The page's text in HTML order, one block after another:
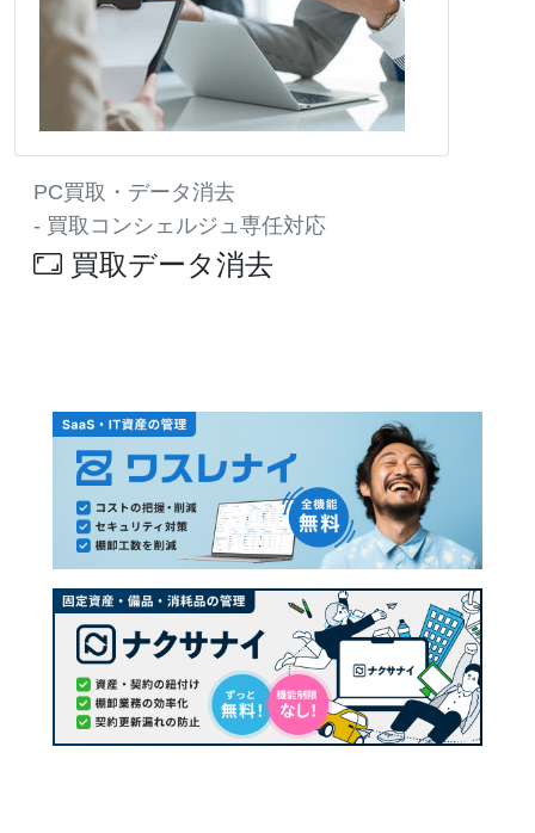
PC買取・データ消去
- 買取コンシェルジュ専任対応
買取データ消去